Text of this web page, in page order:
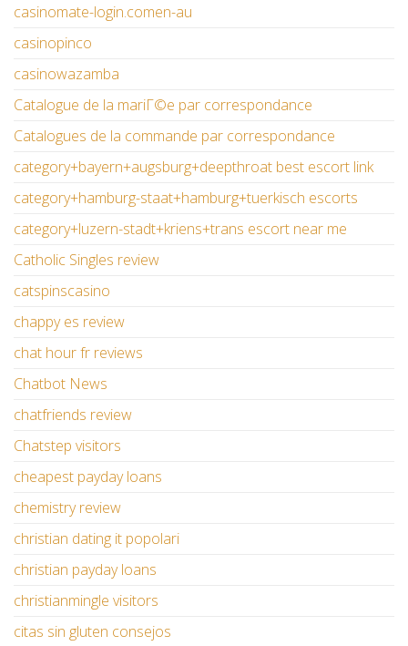
casinomate-login.comen-au
casinopinco
casinowazamba
Catalogue de la mariГ©e par correspondance
Catalogues de la commande par correspondance
category+bayern+augsburg+deepthroat best escort link
category+hamburg-staat+hamburg+tuerkisch escorts
category+luzern-stadt+kriens+trans escort near me
Catholic Singles review
catspinscasino
chappy es review
chat hour fr reviews
Chatbot News
chatfriends review
Chatstep visitors
cheapest payday loans
chemistry review
christian dating it popolari
christian payday loans
christianmingle visitors
citas sin gluten consejos